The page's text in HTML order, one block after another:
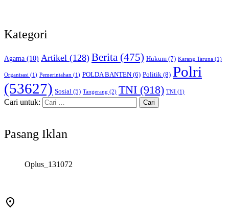
Kategori
Agama (10) Artikel (128) Berita (475) Hukum (7) Karang Taruna (1)
Organisasi (1) Pemerintahan (1) POLDA BANTEN (6) Politik (8) Polri
(53627) Sosial (5) Tangerang (2) TNI (918) TNI (1)
Cari untuk:
Pasang Iklan
Oplus_131072